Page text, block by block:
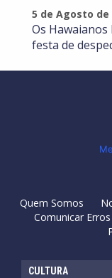
5 de Agosto de
Os Hawaianos
festa de
Quem Somos
Comunicar Erros
CULTURA